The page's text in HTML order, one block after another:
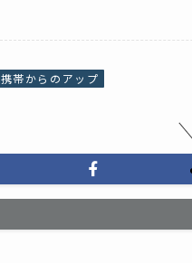
o
共
有
リ
て
だ
X
有
(
ン
開
ま
携帯からのアップ